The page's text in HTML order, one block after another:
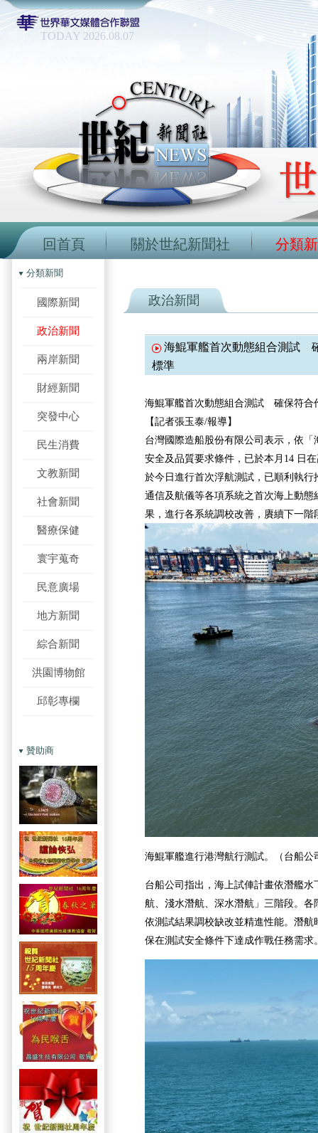
TODAY 2026.08.07
回首頁 關於世紀新聞社 分類
分類新聞
國際新聞
政治新聞
兩岸新聞
財經新聞
突發中心
民生消費
文教新聞
社會新聞
醫療保健
寰宇蒐奇
民意廣場
地方新聞
綜合新聞
洪園博物館
邱彰專欄
贊助商
政治新聞
海鯤軍艦首次動態組合測試
標準
海鯤軍艦首次動態組合測試 確保符合
【記者張玉泰/報導】
台灣國際造船股份有限公司表示，依
安全及品質要求條件，已於本月14 日
於今日進行首次浮航測試，已順利執
通信及航儀等各項系統之首次海上動
果，進行各系統調校改善，賡續下一階
海鯤軍艦進行港灣航行測試。（台船公
台船公司指出，海上試俥計畫依潛艦
航、淺水潛航、深水潛航」三階段。
依測試結果調校缺改並精進性能。潛
保在測試安全條件下達成作戰任務需求